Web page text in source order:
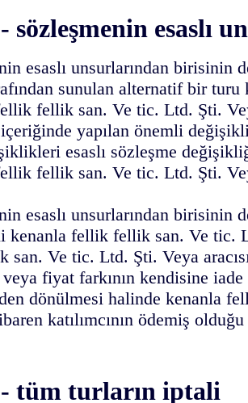
sözleşmenin esaslı
esaslı unsurlarından
sunulan alternatif bir
fellik san. Ve tic. Ltd. Şti.
yapılan önemli
esaslı sözleşme
fellik san. Ve tic. Ltd. Şti.
esaslı unsurlarından
kenanla fellik fellik san. Ve tic.
Ve tic. Ltd. Şti. Veya
fiyat farkının kendisine
dönülmesi halinde kenanla
katılımcının ödemiş
tüm turların iptali